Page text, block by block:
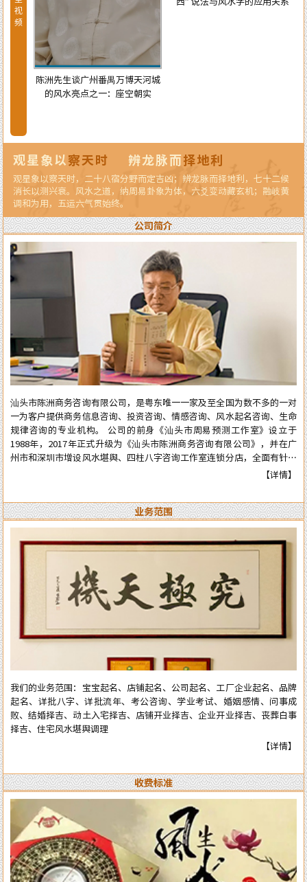
视
频
城
水
陈洲先生谈广州番禺万博天河城
的风水亮点之一：座空朝实
观星象以察天时 辨龙脉而择地利
观星象以察天时，二十八宿分野而定吉凶；辨龙脉而择地利，七十二候
消长以测兴衰。风水之道，纳周易卦象为体，六爻变动藏玄机；融岐黄
调和为用，五运六气贯始终。
公司简介
汕头市陈洲商务咨询有限公司，是粤东唯一一家及至全国为数不多的一对
一为客户提供商务信息咨询、投资咨询、情感咨询、风水起名咨询、生命
规律咨询的专业机构。 公司的前身《汕头市周易预测工作室》设立于
1988年，2017年正式升级为《汕头市陈洲商务咨询有限公司》，并在广
州市和深圳市增设风水堪舆、四柱八字咨询工作室连锁分店，全面有针对
性地为在广州市和深圳市工作、生活的广大广州、深圳客户提供咨询服
可信。近四十年来深得众多新老客户的高度好评和信任。 陈洲先生是三
十年前在汕头市与张克明、胡玉尺名老先生齐名的老牌预测师、风水师。
几十年来专业于四柱八字的预测、周易六爻占卜、风水堪舆调理，各种喜
庆择吉等。一生以直言敢断的风格，从不虚言巧语的业德而深受广大各界
人士的高度好评和信赖。时间能证明实力，陈洲先生能够三十多年从业至
今，口碑越来越好，客户越来越多，可想而知陈洲先生的学术修为的高深
程度！ 陈洲先生研究运用易学近四十年、学术上:理论基础高深，博取众
家之长，经验丰富、见解独到、业德高尚。 本公司网站对外服务项目，
全部真人实体进行预测与操作，服务质量绝对精准实用。详情了解可拔打
电话或加微信：13750405850（微信同号），进行咨询了解。
【详情】
业务范围
我们的业务范围：宝宝起名、店铺起名、公司起名、工厂企业起名、品牌
起名、详批八字、详批流年、考公咨询、学业考试、婚姻感情、问事成
败、结婚择吉、动土入宅择吉、店铺开业择吉、企业开业择吉、丧葬白事
择吉、住宅风水堪舆调理
【详情】
收费标准